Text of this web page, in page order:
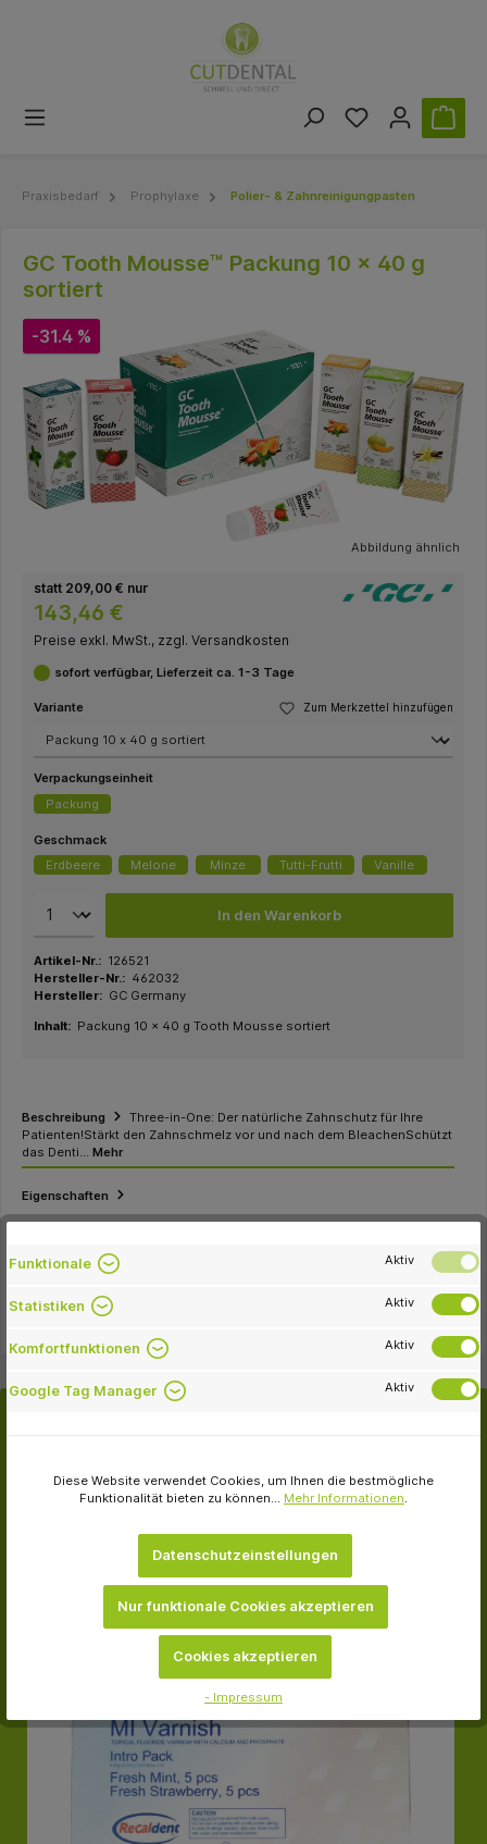
Praxisbedarf Prophylaxe Polier- & Zahnreinigungpasten
GC Tooth Mousse™ Packung 10 x 40 g
sortiert
-31.4 %
Abbildung ähnlich
statt 209,00 € nur
143,46 €
Preise exkl. MwSt., zzgl. Versandkosten
sofort verfügbar, Lieferzeit ca. 1-3 Tage
Zum Merkzettel hinzufügen
Variante
Verpackungseinheit
Packung
Geschmack
Erdbeere
Melone Minze Tutti-Frutti Vanille
In den Warenkorb
Artikel-Nr.: 126521
Hersteller-Nr.: 462032
Hersteller: GC Germany
Inhalt: Packung 10 x 40 g Tooth Mousse sortiert
Beschreibung
Three-in-One: Der natürliche Zahnschutz für Ihre
Patienten!Stärkt den Zahnschmelz vor und nach dem BleachenSchützt
das Denti… Mehr
Eigenschaften
Kunden kauften auch
Funktionale Aktiv
Statistiken Aktiv
Komfortfunktionen Aktiv
Google Tag Manager Aktiv
Diese Website verwendet Cookies, um Ihnen die bestmögliche
Funktionalität bieten zu können... Mehr Informationen.
Datenschutzeinstellungen
Nur funktionale Cookies akzeptieren
Cookies akzeptieren
- Impressum